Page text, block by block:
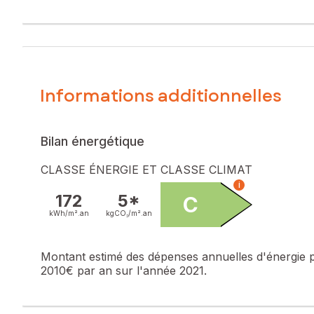
d'aménagement supplémentaire. Avec ses volets
trois chambres, un bureau ou dressing, et une
Les informations sur les risques auxquels ce bien est
Prix de vente honoraires d'agence inclus : 250 000 €
Prix de vente hors honoraires d'agence : 240 000 €
Honoraires charge acquéreur : 10 000 € soit 4,17 % TTC
Contactez votre conseiller SAFTI : Virginie RUFFENACH,
Informations additionnelles
Bilan énergétique
CLASSE ÉNERGIE ET CLASSE CLIMAT
172
kWh/m². an
5*
kgCO₂/m². an C
i
Montant estimé des dépenses annuelles d'énergie
2010€ par an sur l'année 2021.